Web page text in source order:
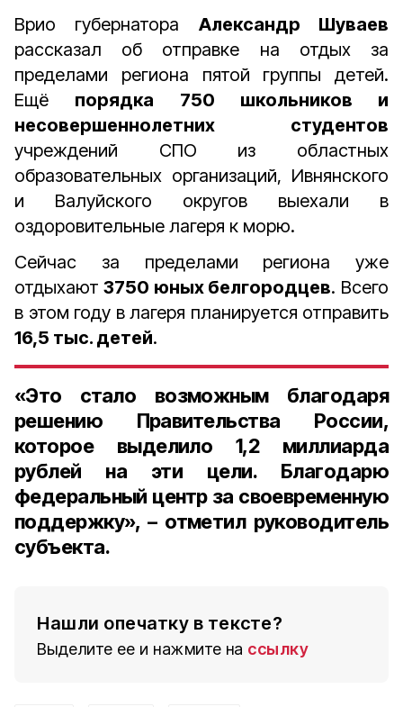
Врио губернатора Александр Шуваев
рассказал об отправке на отдых за
пределами региона пятой группы детей.
Ещё порядка 750 школьников и
несовершеннолетних студентов
учреждений СПО из областных
образовательных организаций, Ивнянского
и Валуйского округов выехали в
оздоровительные лагеря к морю.
Сейчас за пределами региона уже
отдыхают 3750 юных белгородцев. Всего
в этом году в лагеря планируется отправить
16,5 тыс. детей.
«Это стало возможным благодаря
решению Правительства России,
которое выделило 1,2 миллиарда
рублей на эти цели. Благодарю
федеральный центр за своевременную
поддержку», – отметил руководитель
субъекта.
Нашли опечатку в тексте?
Выделите ее и нажмите на ссылку